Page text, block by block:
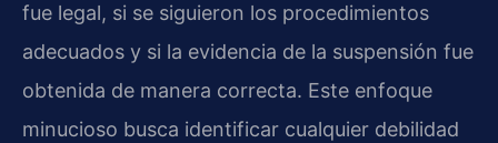
fue legal, si se siguieron los procedimientos
adecuados y si la evidencia de la suspensión fue
obtenida de manera correcta. Este enfoque
minucioso busca identificar cualquier debilidad